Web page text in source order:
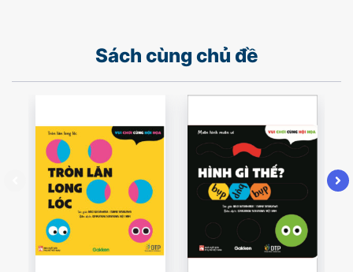
Sách cùng chủ đề